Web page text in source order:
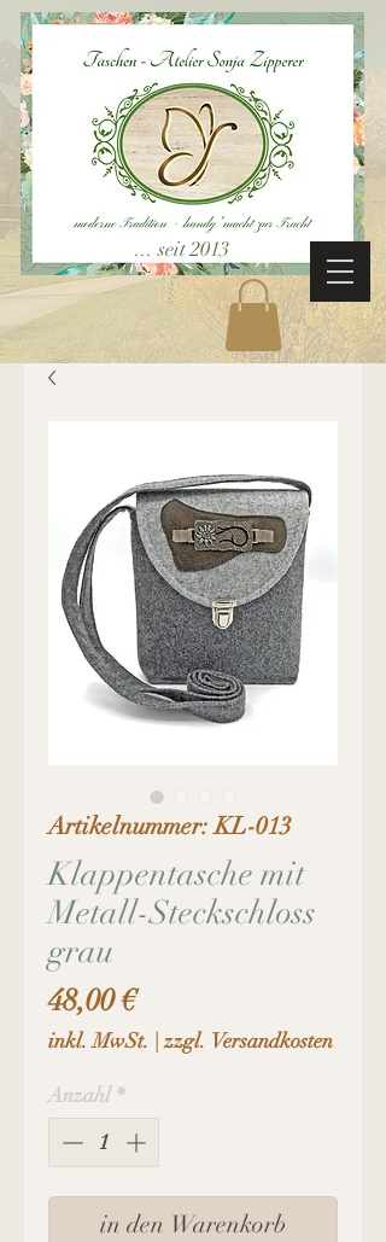
... seit 2013
Artikelnummer: KL-013
Klappentasche mit
Metall-Steckschloss
grau
48,00 €Preis
inkl. MwSt. |zzgl. Versandkosten
Anzahl *
in den Warenkorb